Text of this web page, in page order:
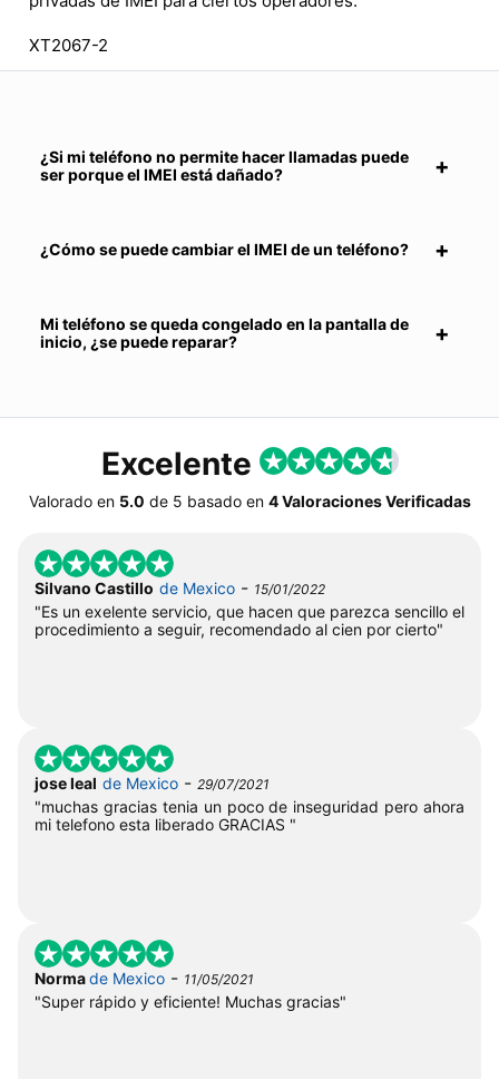
XT2067-2
¿Si mi teléfono no permite hacer llamadas puede
ser porque el IMEI está dañado?
¿Cómo se puede cambiar el IMEI de un teléfono?
Mi teléfono se queda congelado en la pantalla de
inicio, ¿se puede reparar?
Excelente
Valorado en 5.0 de 5 basado en 4 Valoraciones Verificadas
Silvano Castillo de Mexico - 15/01/2022
"Es un exelente servicio, que hacen que parezca sencillo el
procedimiento a seguir, recomendado al cien por cierto"
jose leal de Mexico - 29/07/2021
"muchas gracias tenia un poco de inseguridad pero ahora
mi telefono esta liberado GRACIAS "
Normade Mexico - 11/05/2021
"Super rápido y eficiente! Muchas gracias"